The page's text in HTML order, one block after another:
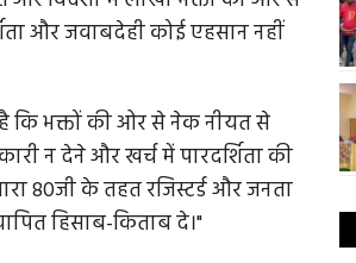
और जवाबदेही कोई एहसान नहीं
कि भक्तों की ओर से नेक नीयत से
न देने और खर्च में पारदर्शिता की
80जी के तहत रजिस्टर्ड और जनता
हिसाब-किताब दे।"